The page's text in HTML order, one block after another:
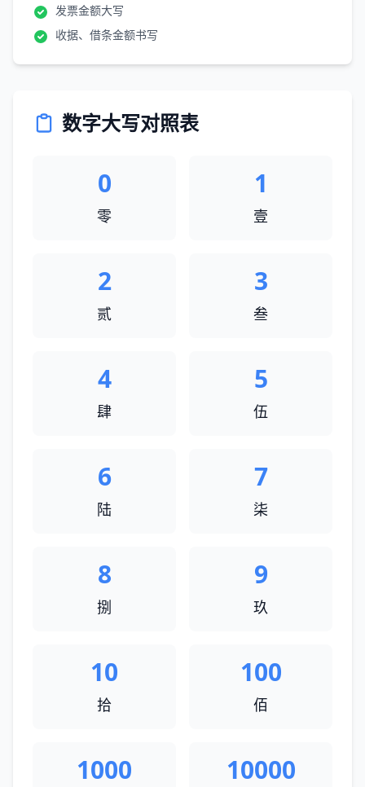
发票金额大写
收据、借条金额书写
数字大写对照表
0
零
1
壹
2
贰
3
叁
4
肆
5
伍
6
陆
7
柒
8
捌
9
玖
10
拾
100
佰
1000 10000